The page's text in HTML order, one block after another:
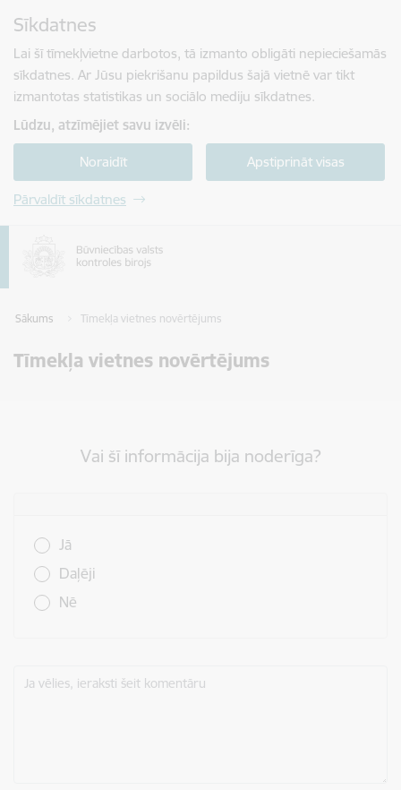
Sīkdatnes
Lai šī tīmekļvietne darbotos, tā izmanto obligāti nepieciešamās
sīkdatnes. Ar Jūsu piekrišanu papildus šajā vietnē var tikt
izmantotas statistikas un sociālo mediju sīkdatnes.
Lūdzu, atzīmējiet savu izvēli:
Noraidīt Apstiprināt visas
Pārvaldīt sīkdatnes
Sākums Tīmekļa vietnes novērtējums
Tīmekļa vietnes novērtējums
Vai šī informācija bija noderīga?
Jā
Daļēji
Nē
Ja vēlies, ieraksti šeit komentāru